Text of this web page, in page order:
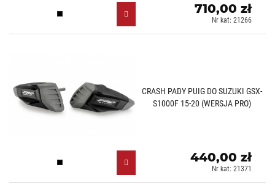
Czarny (N)
710,00 zł
Nr kat: 21266
CRASH PADY PUIG DO SUZUKI GSX-
S1000F 15-20 (WERSJA PRO)
Czarny (N)
440,00 zł
Nr kat: 21371